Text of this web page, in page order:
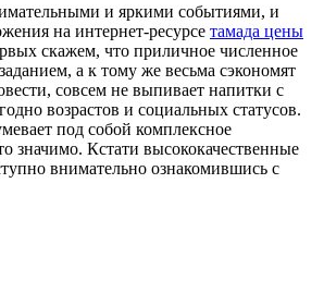
и яркими событиями, и
на интернет-ресурсе тамада цены
скажем, что приличное численное
а к тому же весьма сэкономят
совсем не выпивает напитки с
возрастов и социальных статусов.
под собой комплексное
значимо. Кстати высококачественные
внимательно ознакомившись с